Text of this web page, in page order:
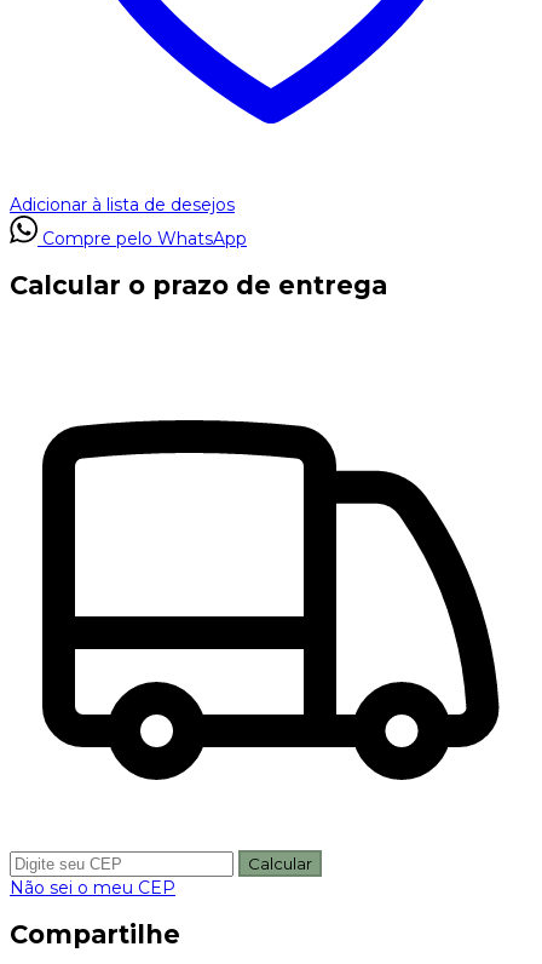
Adicionar à lista de desejos
Compre pelo WhatsApp
Calcular o prazo de entrega
Calcular
Não sei o meu CEP
Compartilhe